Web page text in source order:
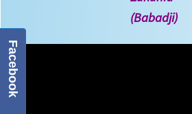
(Babadji)
Facebook